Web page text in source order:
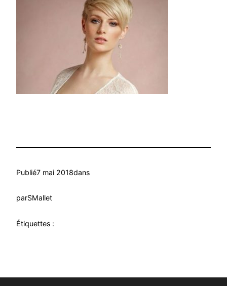
Publié7 mai 2018dans
parSMallet
Étiquettes :